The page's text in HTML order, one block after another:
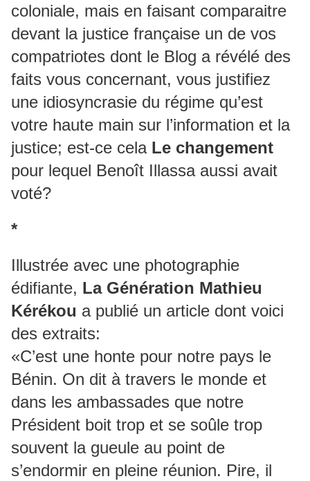
coloniale, mais en faisant comparaitre
devant la justice française un de vos
compatriotes dont le Blog a révélé des
faits vous concernant, vous justifiez
une idiosyncrasie du régime qu’est
votre haute main sur l’information et la
justice; est-ce cela Le changement
pour lequel Benoît Illassa aussi avait
voté?
*
Illustrée avec une photographie
édifiante, La Génération Mathieu
Kérékou a publié un article dont voici
des extraits:
«C’est une honte pour notre pays le
Bénin. On dit à travers le monde et
dans les ambassades que notre
Président boit trop et se soûle trop
souvent la gueule au point de
s’endormir en pleine réunion. Pire, il